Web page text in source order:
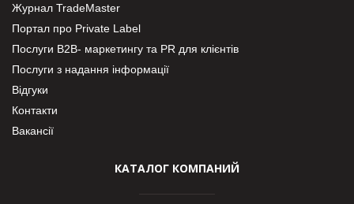
Журнал TradeMaster
Портал про Private Label
Послуги В2В- маркетингу та PR для клієнтів
Послуги з надання інформації
Відгуки
Контакти
Вакансії
КАТАЛОГ КОМПАНИЙ